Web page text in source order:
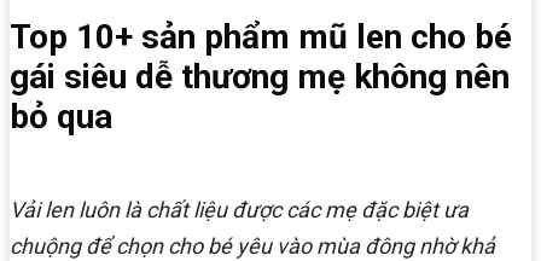
Top 10+ sản phẩm mũ len cho bé
gái siêu dễ thương mẹ không nên
bỏ qua
Vải len luôn là chất liệu được các mẹ đặc biệt ưa
chuộng để chọn cho bé yêu vào mùa đông nhờ khả